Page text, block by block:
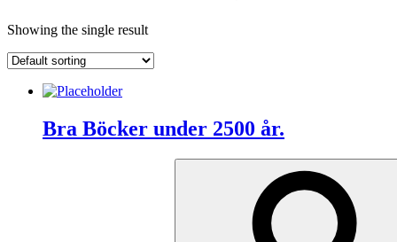
Showing the single result
Bra Böcker under 2500 år.